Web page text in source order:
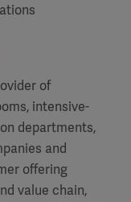
of
intensive-
departments,
and
offering
value chain,